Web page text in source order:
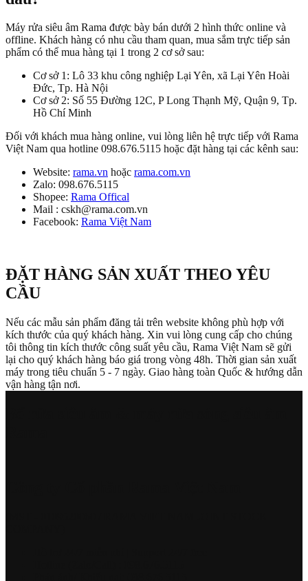
Máy rửa siêu âm Rama được bày bán dưới 2 hình thức online và
offline. Khách hàng có nhu cầu tham quan, mua sắm trực tiếp sản
phẩm có thể mua hàng tại 1 trong 2 cơ sở sau:
Cơ sở 1: Lô 33 khu công nghiệp Lại Yên, xã Lại Yên Hoài
Đức, Tp. Hà Nội
Cơ sở 2: Số 55 Đường 12C, P Long Thạnh Mỹ, Quận 9, Tp.
Hồ Chí Minh
Đối với khách mua hàng online, vui lòng liên hệ trực tiếp với Rama
Việt Nam qua hotline 098.676.5115 hoặc đặt hàng tại các kênh sau:
Website: rama.vn hoặc rama.com.vn
Zalo: 098.676.5115
Shopee: Rama Offical
Mail : cskh@rama.com.vn
Facebook: Rama Việt Nam
ĐẶT HÀNG SẢN XUẤT THEO YÊU
CẦU
Nếu các mẫu sản phẩm đăng tải trên website không phù hợp với
kích thước của quý khách hàng. Xin vui lòng cung cấp cho chúng
tôi thông tin kích thước công suất yêu cầu, Rama Việt Nam sẽ gửi
lại cho quý khách hàng báo giá trong vòng 48h. Thời gian sản xuất
máy trong tiêu chuẩn 5 - 7 ngày. Giao hàng toàn Quốc & hướng dẫn
vận hàng tận nơi.